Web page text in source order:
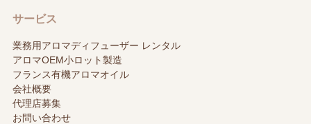
サービス
業務用アロマディフューザー レンタル
アロマOEM小ロット製造
フランス有機アロマオイル
会社概要
代理店募集
お問い合わせ